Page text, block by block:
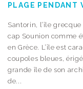
PLAGE PENDANT
Santorin, l’île
cap Sounion comme
en Grèce. L’île est
coupoles bleues,
grande île de son
de...